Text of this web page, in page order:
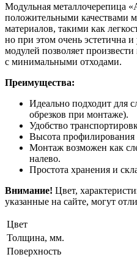
Модульная металлочерепица
положительными качествами
материалов, такими как
но при этом очень эстетична
модулей позволяет
с минимальными отходами.
Преимущества:
Идеально подходит для
обрезков при монтаже).
Удобство
Высота
Монтаж возможен как
налево.
Простота хранения и
Внимание! Цвет,
указанные на сайте, могут
Цвет
Толщина, мм.
Поверхность